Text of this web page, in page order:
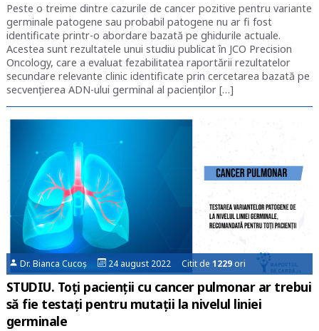
Peste o treime dintre cazurile de cancer pozitive pentru variante
germinale patogene sau probabil patogene nu ar fi fost
identificate printr-o abordare bazată pe ghidurile actuale.
Acestea sunt rezultatele unui studiu publicat în JCO Precision
Oncology, care a evaluat fezabilitatea raportării rezultatelor
secundare relevante clinic identificate prin cercetarea bazată pe
secvenţierea ADN-ului germinal al pacienţilor […]
Dr. Bianca Cucoș 24 august 2022 Citit de1229 ori
STUDIU. Toți pacienții cu cancer pulmonar ar trebui
să fie testați pentru mutații la nivelul liniei
germinale